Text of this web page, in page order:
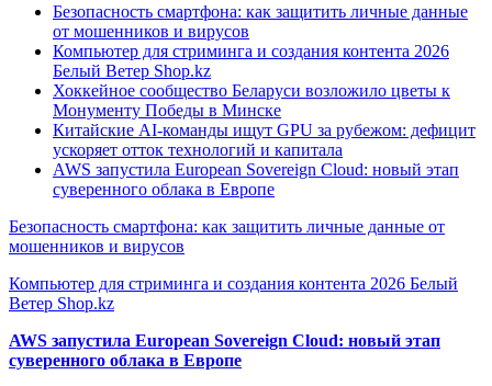
Безопасность смартфона: как защитить личные данные
от мошенников и вирусов
Компьютер для стриминга и создания контента 2026
Белый Ветер Shop.kz
Хоккейное сообщество Беларуси возложило цветы к
Монументу Победы в Минске
Китайские AI-команды ищут GPU за рубежом: дефицит
ускоряет отток технологий и капитала
AWS запустила European Sovereign Cloud: новый этап
суверенного облака в Европе
Безопасность смартфона: как защитить личные данные от
мошенников и вирусов
Компьютер для стриминга и создания контента 2026 Белый
Ветер Shop.kz
AWS запустила European Sovereign Cloud: новый этап
суверенного облака в Европе